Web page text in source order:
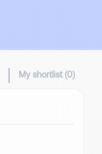
My shortlist (0)